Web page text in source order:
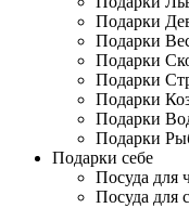
Подарки
Подарки
Подарки
Подарки
Подарки
Подарки
Подарки
Подарки себе
Посуда для
Посуда для